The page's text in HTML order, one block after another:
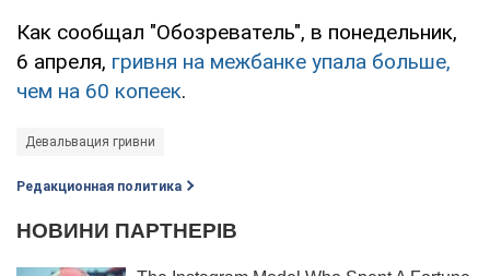
Как сообщал "Обозреватель", в понедельник,
6 апреля, гривня на межбанке упала больше,
чем на 60 копеек.
Девальвация гривни
Редакционная политика